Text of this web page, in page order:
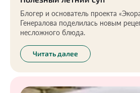
Блогер и основатель проекта
Генералова поделилась новым
несложного блюда.
Читать далее